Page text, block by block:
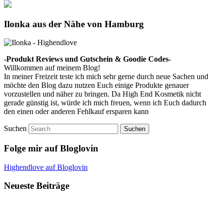
Ilonka aus der Nähe von Hamburg
-Produkt Reviews und Gutschein & Goodie Codes-
Willkommen auf meinem Blog!
In meiner Freizeit teste ich mich sehr gerne durch neue Sachen und
möchte den Blog dazu nutzen Euch einige Produkte genauer
vorzustellen und näher zu bringen. Da High End Kosmetik nicht
gerade günstig ist, würde ich mich freuen, wenn ich Euch dadurch
den einen oder anderen Fehlkauf ersparen kann
Suchen
Folge mir auf Bloglovin
Highendlove auf Bloglovin
Neueste Beiträge